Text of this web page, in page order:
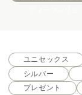
ユニセックス
シルバー
プレゼント